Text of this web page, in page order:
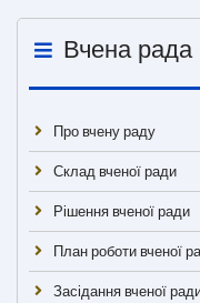
Вчена рада
Про вчену раду
Склад вченої ради
Рішення вченої ради
План роботи вченої
Засідання вченої